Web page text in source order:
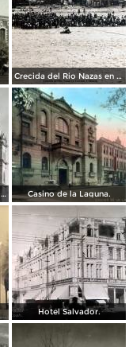
Crecida del Rio Nazas en Torreón, Coahuila ( Circulada el 4 de Octubre de 1910 ).
Iglesia del Perpetuo Socorro. Casino de la Laguna.
Hotel Salvador.